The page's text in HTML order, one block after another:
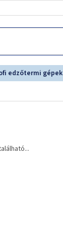
edzőtermi gépek